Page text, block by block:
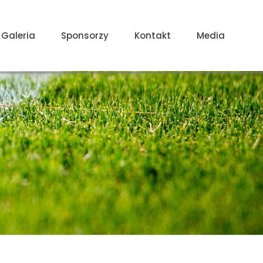
Galeria Sponsorzy Kontakt Media